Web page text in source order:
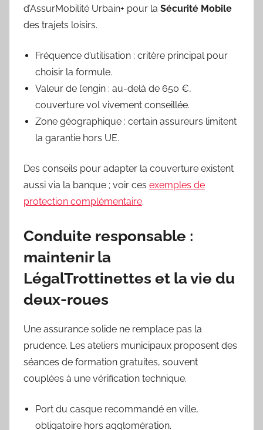
d’AssurMobilité Urbain+ pour la Sécurité Mobile
des trajets loisirs.
Fréquence d’utilisation : critère principal pour
choisir la formule.
Valeur de l’engin : au-delà de 650 €,
couverture vol vivement conseillée.
Zone géographique : certain assureurs limitent
la garantie hors UE.
Des conseils pour adapter la couverture existent
aussi via la banque ; voir ces exemples de
protection complémentaire.
Conduite responsable :
maintenir la
LégalTrottinettes et la vie du
deux-roues
Une assurance solide ne remplace pas la
prudence. Les ateliers municipaux proposent des
séances de formation gratuites, souvent
couplées à une vérification technique.
Port du casque recommandé en ville,
obligatoire hors agglomération.